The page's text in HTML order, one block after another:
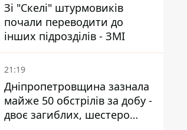
Зі "Скелі" штурмовиків
почали переводити до
інших підрозділів - ЗМІ
21:19
Дніпропетровщина зазнала
майже 50 обстрілів за добу -
двоє загиблих, шестеро